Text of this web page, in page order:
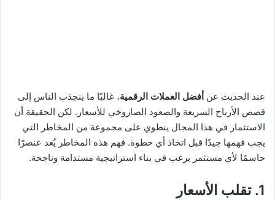
عند الحديث عن أفضل العملات الرقمية، غالبًا ما ينجذب الناس إلى
قصص الأرباح السريعة والصعود الصاروخي للأسعار. لكن الحقيقة أن
الاستثمار في هذا المجال ينطوي على مجموعة من المخاطر التي
يجب فهمها جيدًا قبل اتخاذ أي خطوة. فهم هذه المخاطر يُعد عنصرًا
حاسمًا لأي مستثمر يرغب في بناء استراتيجية مستدامة وناجحة.
1. تقلب الأسعار